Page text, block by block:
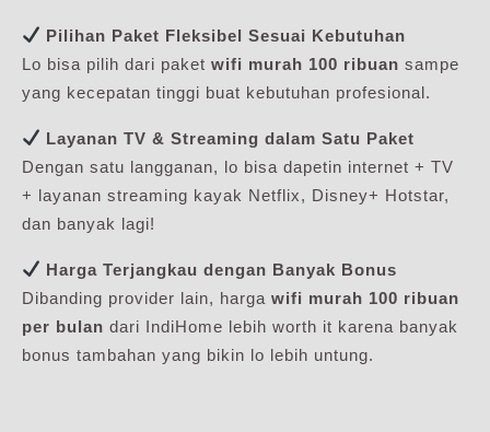
Pilihan Paket Fleksibel Sesuai Kebutuhan
Lo bisa pilih dari paket wifi murah 100 ribuan sampe
yang kecepatan tinggi buat kebutuhan profesional.
Layanan TV & Streaming dalam Satu Paket
Dengan satu langganan, lo bisa dapetin internet + TV
+ layanan streaming kayak Netflix, Disney+ Hotstar,
dan banyak lagi!
Harga Terjangkau dengan Banyak Bonus
Dibanding provider lain, harga wifi murah 100 ribuan
per bulan dari IndiHome lebih worth it karena banyak
bonus tambahan yang bikin lo lebih untung.